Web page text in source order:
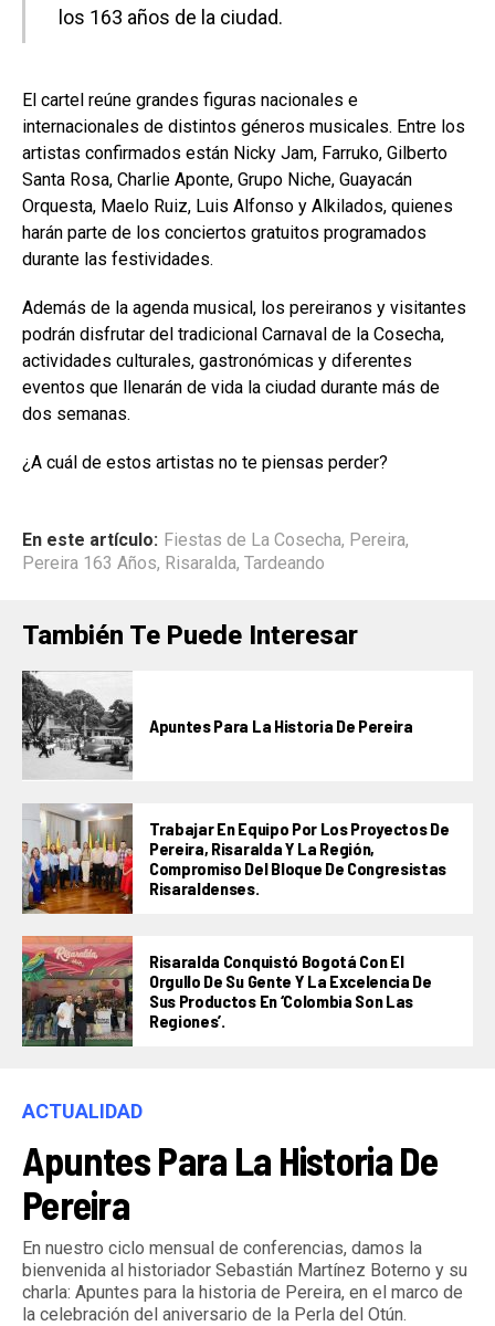
los 163 años de la ciudad.
El cartel reúne grandes figuras nacionales e
internacionales de distintos géneros musicales. Entre los
artistas confirmados están Nicky Jam, Farruko, Gilberto
Santa Rosa, Charlie Aponte, Grupo Niche, Guayacán
Orquesta, Maelo Ruiz, Luis Alfonso y Alkilados, quienes
harán parte de los conciertos gratuitos programados
durante las festividades.
Además de la agenda musical, los pereiranos y visitantes
podrán disfrutar del tradicional Carnaval de la Cosecha,
actividades culturales, gastronómicas y diferentes
eventos que llenarán de vida la ciudad durante más de
dos semanas.
¿A cuál de estos artistas no te piensas perder?
En este artículo: Fiestas de La Cosecha, Pereira,
Pereira 163 Años, Risaralda, Tardeando
También Te Puede Interesar
Apuntes Para La Historia De Pereira
Trabajar En Equipo Por Los Proyectos De
Pereira, Risaralda Y La Región,
Compromiso Del Bloque De Congresistas
Risaraldenses.
Risaralda Conquistó Bogotá Con El
Orgullo De Su Gente Y La Excelencia De
Sus Productos En ‘Colombia Son Las
Regiones’.
ACTUALIDAD
Apuntes Para La Historia De
Pereira
En nuestro ciclo mensual de conferencias, damos la
bienvenida al historiador Sebastián Martínez Boterno y su
charla: Apuntes para la historia de Pereira, en el marco de
la celebración del aniversario de la Perla del Otún.